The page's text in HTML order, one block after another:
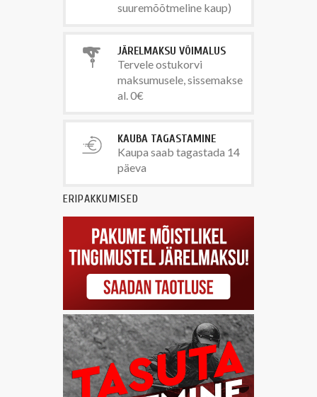
suuremõõtmeline kaup)
JÄRELMAKSU VÕIMALUS
Tervele ostukorvi
maksumusele, sissemakse
al. 0€
KAUBA TAGASTAMINE
Kaupa saab tagastada 14
päeva
ERIPAKKUMISED